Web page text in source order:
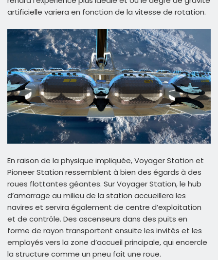
artificielle variera en fonction de la vitesse de rotation.
En raison de la physique impliquée, Voyager Station et
Pioneer Station ressemblent à bien des égards à des
roues flottantes géantes. Sur Voyager Station, le hub
d’amarrage au milieu de la station accueillera les
navires et servira également de centre d’exploitation
et de contrôle. Des ascenseurs dans des puits en
forme de rayon transportent ensuite les invités et les
employés vers la zone d’accueil principale, qui encercle
la structure comme un pneu fait une roue.